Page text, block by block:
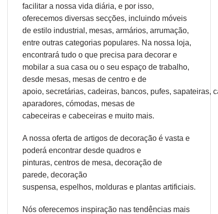
facilitar a nossa vida diária, e por isso,
oferecemos diversas secções, incluindo móveis
de estilo industrial, mesas, armários, arrumação,
entre outras categorias populares. Na nossa loja,
encontrará tudo o que precisa para decorar e
mobilar a sua casa ou o seu espaço de trabalho,
desde mesas, mesas de centro e de
apoio, secretárias, cadeiras, bancos, pufes, sapateiras,
aparadores, cómodas, mesas de
cabeceiras e cabeceiras e muito mais.
A nossa oferta de artigos de decoração é vasta e
poderá encontrar desde quadros e
pinturas, centros de mesa, decoração de
parede, decoração
suspensa, espelhos, molduras e plantas artificiais.
Nós oferecemos inspiração nas tendências mais